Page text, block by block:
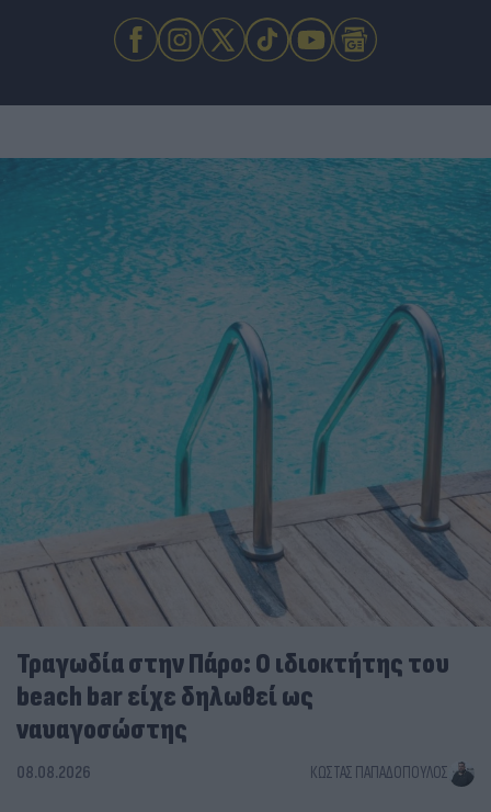
Τραγωδία στην Πάρο: Ο ιδιοκτήτης του
beach bar είχε δηλωθεί ως
ναυαγοσώστης
08.08.2026 ΚΏΣΤΑΣ ΠΑΠΑΔΌΠΟΥΛΟΣ